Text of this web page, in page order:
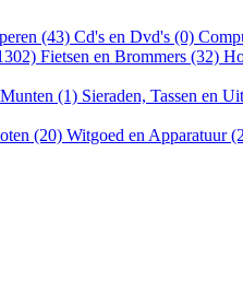
(43) Cd's en Dvd's (0)
Fietsen en Brommers (32)
(1) Sieraden, Tassen en
(20) Witgoed en Apparatuur